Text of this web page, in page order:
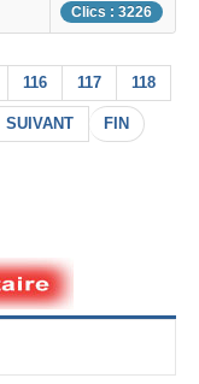
Clics : 3226
116 117 118
SUIVANT FIN